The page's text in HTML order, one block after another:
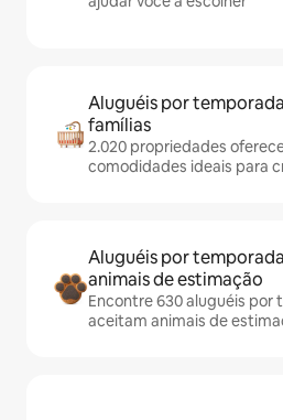
Aluguéis por
famílias
2.020 propriedades
comodidades ideais para
Aluguéis por
animais de estimação
Encontre 630 aluguéis por
aceitam animais de